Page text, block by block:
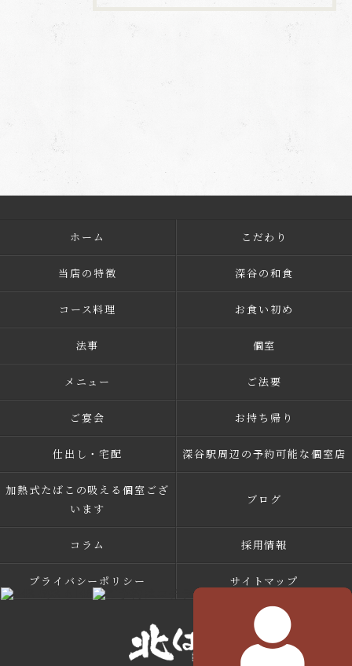
ホーム こだわり
当店の特徴 深谷の和食
コース料理 お食い初め
法事 個室
メニュー ご法要
ご宴会 お持ち帰り
仕出し・宅配 深谷駅周辺の予約可能な個室店
加熱式たばこの吸える個室ござ
います
ブログ
コラム 採用情報
プライバシーポリシー サイトマップ